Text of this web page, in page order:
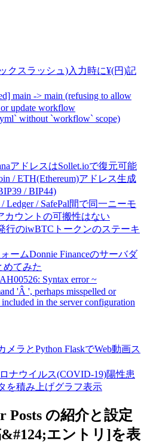
クスラッシュ)入力時に¥(円)記
main -> main (refusing to allow
update workflow
without `workflow` scope)
アドレスはSollet.ioで復元可能
/ ETH(Ethereum)アドレス生成
/ BIP44)
Ledger / SafePal間で同一ニーモ
カウントの可搬性はない
行のiwBTCトークンのステーキ
ームDonnie Financeのサーバダ
めてみた
Syntax error ~
'Â ', perhaps misspelled or
in the server configuration
メラとPython FlaskでWeb動画ス
ナウイルス(COVID-19)陽性患
を積み上げグラフ表示
Posts の紹介と設定
エントリ]を表